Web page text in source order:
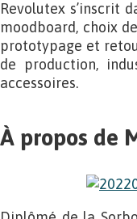
Revolutex s’inscrit
moodboard, choix
prototypage et
de production,
accessoires.
À propos de